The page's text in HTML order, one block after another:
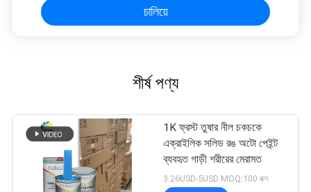
চালিয়ে
শীর্ষ পণ্য
1K ফ্রস্ট তুষার নীল চকচকে
এক্রাইলিক সলিড রঙ অটো পেইন্ট
ব্যবহৃত গাড়ী শরীরের মেরামত
3.26USD-5USD MOQ:100 বক্স